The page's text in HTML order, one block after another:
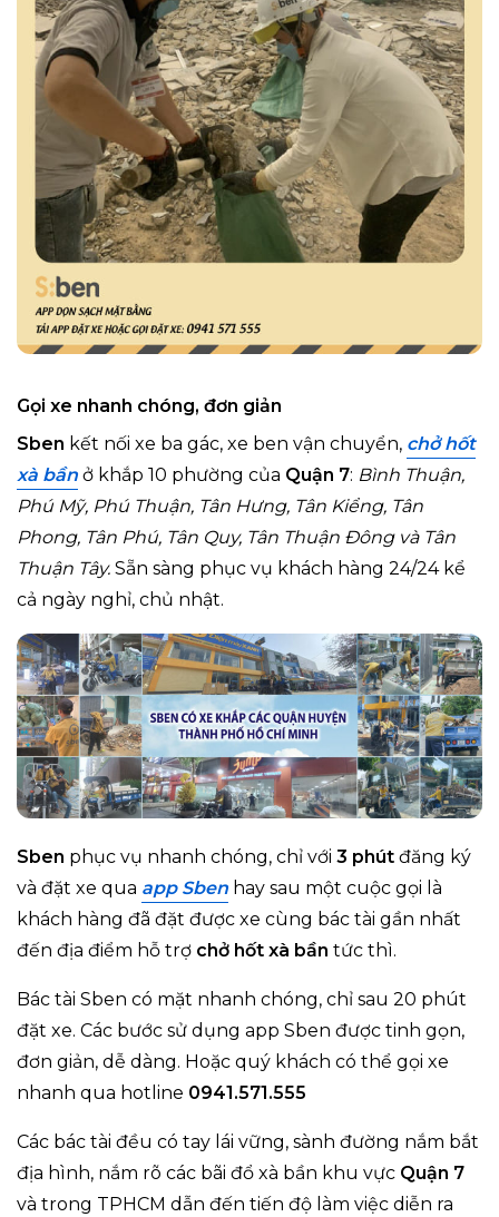
Gọi xe nhanh chóng, đơn giản
Sben kết nối xe ba gác, xe ben vận chuyển, chở hốt
xà bần ở khắp 10 phường của Quận 7: Bình Thuận,
Phú Mỹ, Phú Thuận, Tân Hưng, Tân Kiểng, Tân
Phong, Tân Phú, Tân Quy, Tân Thuận Đông và Tân
Thuận Tây. Sẵn sàng phục vụ khách hàng 24/24 kể
cả ngày nghỉ, chủ nhật.
Sben phục vụ nhanh chóng, chỉ với 3 phút đăng ký
và đặt xe qua app Sben hay sau một cuộc gọi là
khách hàng đã đặt được xe cùng bác tài gần nhất
đến địa điểm hỗ trợ chở hốt xà bần tức thì.
Bác tài Sben có mặt nhanh chóng, chỉ sau 20 phút
đặt xe. Các bước sử dụng app Sben được tinh gọn,
đơn giản, dễ dàng. Hoặc quý khách có thể gọi xe
nhanh qua hotline 0941.571.555
Các bác tài đều có tay lái vững, sành đường nắm bắt
địa hình, nắm rõ các bãi đổ xà bần khu vực Quận 7
và trong TPHCM dẫn đến tiến độ làm việc diễn ra